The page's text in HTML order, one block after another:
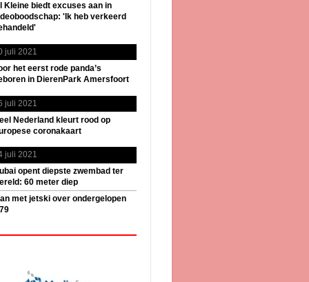
Kleine biedt excuses aan in
'Ik heb verkeerd
juli 2021
het eerst rode panda’s
in DierenPark Amersfoort
juli 2021
Nederland kleurt rood op
coronakaart
juli 2021
opent diepste zwembad ter
60 meter diep
met jetski over ondergelopen